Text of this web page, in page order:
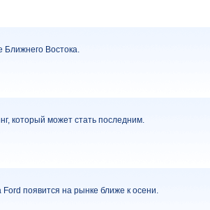
Ближнего Востока.
который может стать последним.
появится на рынке ближе к осени.